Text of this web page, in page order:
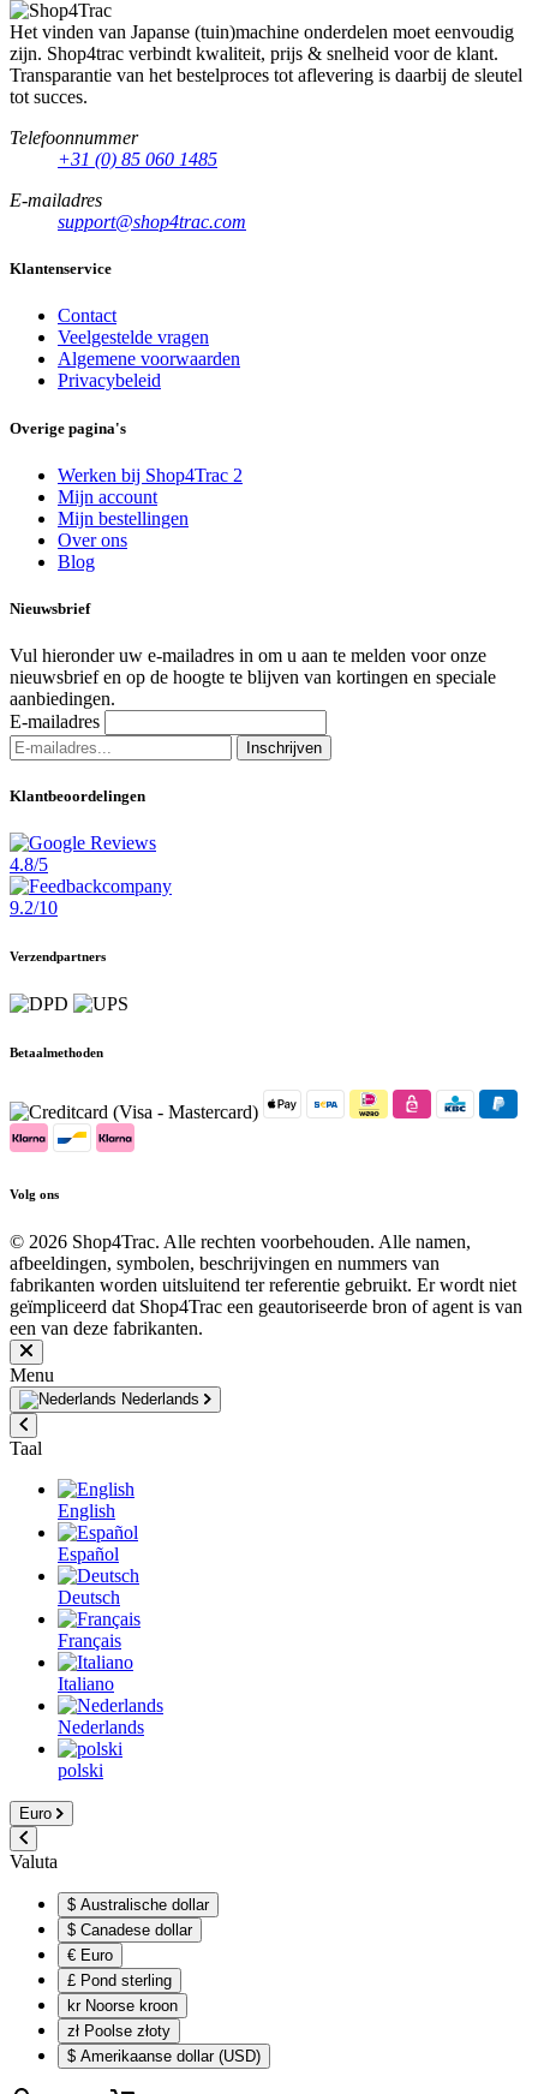
Het vinden van Japanse (tuin)machine onderdelen moet eenvoudig
zijn. Shop4trac verbindt kwaliteit, prijs & snelheid voor de klant.
Transparantie van het bestelproces tot aflevering is daarbij de sleutel
tot succes.
Telefoonnummer
+31 (0) 85 060 1485
E-mailadres
support@shop4trac.com
Klantenservice
Contact
Veelgestelde vragen
Algemene voorwaarden
Privacybeleid
Overige pagina's
Werken bij Shop4Trac 2
Mijn account
Mijn bestellingen
Over ons
Blog
Nieuwsbrief
Vul hieronder uw e-mailadres in om u aan te melden voor onze
nieuwsbrief en op de hoogte te blijven van kortingen en speciale
aanbiedingen.
E-mailadres
Inschrijven
Klantbeoordelingen
4.8/5
9.2/10
Verzendpartners
Betaalmethoden
Volg ons
© 2026 Shop4Trac. Alle rechten voorbehouden. Alle namen,
afbeeldingen, symbolen, beschrijvingen en nummers van
fabrikanten worden uitsluitend ter referentie gebruikt. Er wordt niet
geïmpliceerd dat Shop4Trac een geautoriseerde bron of agent is van
een van deze fabrikanten.
Menu
Nederlands
Taal
English
Español
Deutsch
Français
Italiano
Nederlands
polski
Euro
Valuta
$ Australische dollar
$ Canadese dollar
€ Euro
£ Pond sterling
kr Noorse kroon
zł Poolse złoty
$ Amerikaanse dollar (USD)